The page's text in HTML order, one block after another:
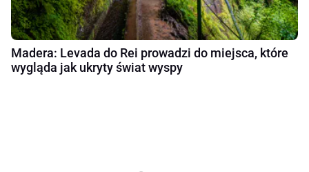
Madera: Levada do Rei prowadzi do miejsca, które
wygląda jak ukryty świat wyspy